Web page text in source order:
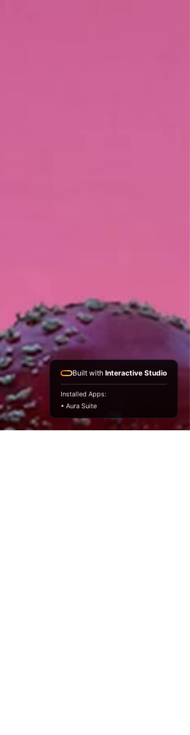
Built with Interactive Studio
Installed Apps:
• Aura Suite